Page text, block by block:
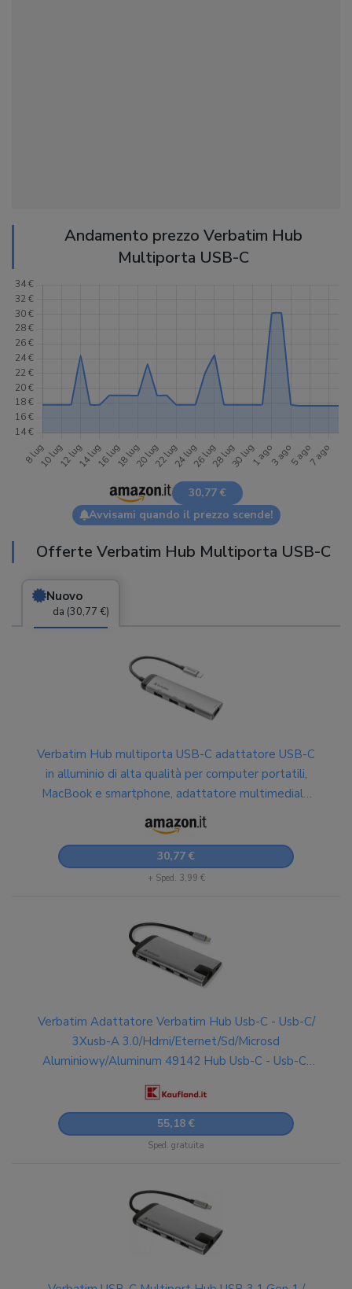
Andamento prezzo Verbatim Hub
Multiporta USB-C
30,77 €
Avvisami quando il prezzo scende!
Offerte Verbatim Hub Multiporta USB-C
Nuovo
da (30,77 €)
Verbatim Hub multiporta USB-C adattatore USB-C
in alluminio di alta qualità per computer portatili,
MacBook e smartphone, adattatore multimediale
con quattro porte USB 3.2 Gen 1, argento
30,77 €
+ Sped. 3,99 €
Verbatim Adattatore Verbatim Hub Usb-C - Usb-C/
3Xusb-A 3.0/Hdmi/Eternet/Sd/Microsd
Aluminiowy/Aluminum 49142 Hub Usb-C - Usb-C/
3Xusb-A 3.0/Hdmi/Eternet/Sd/Microsd
Aluminiowy/Aluminum 49142
55,18 €
Sped. gratuita